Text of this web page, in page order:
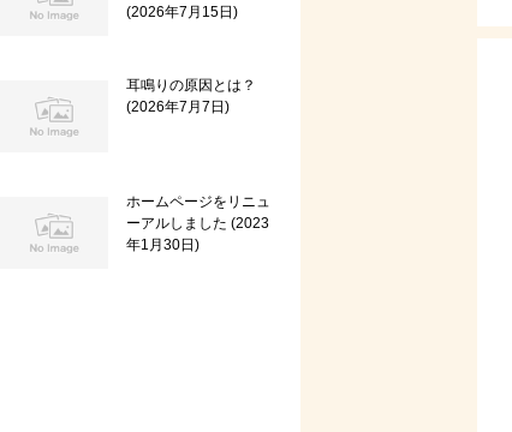
2026年7月15日
耳鳴りの原因とは？
2026年7月7日
ホームページをリニュ
ーアルしました 2023
年1月30日